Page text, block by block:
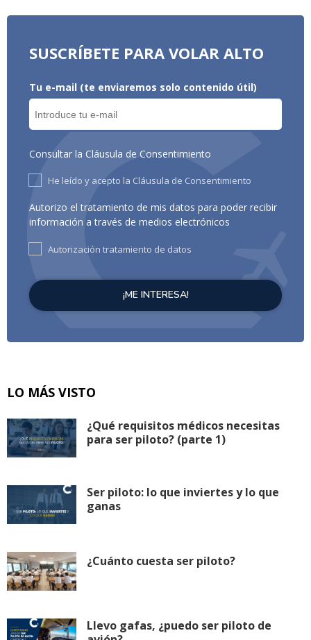
SUSCRÍBETE PARA VOLAR ALTO
Tu e-mail (te enviaremos solo contenido útil)
Consultar la Cláusula de Consentimiento
He leído y acepto la Cláusula de Consentimiento
Autorizo el tratamiento de mis datos para poder recibir
información a través de medios electrónicos
Autorización tratamiento de datos
LO MÁS VISTO
¿Qué requisitos médicos necesitas
para ser piloto? (parte 1)
Ser piloto: lo que inviertes y lo que
ganas
¿Cuánto cuesta ser piloto?
Llevo gafas, ¿puedo ser piloto de